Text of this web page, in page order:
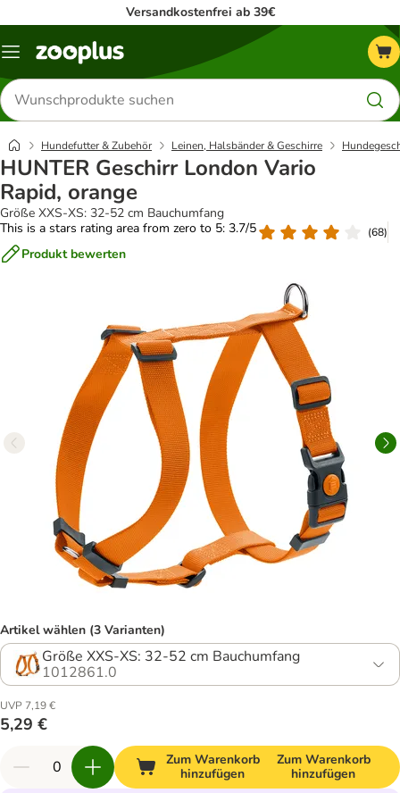
Versandkostenfrei ab 39€
Menü
Produkte
suchen
Hundefutter & Zubehör Leinen, Halsbänder & Geschirre
HUNTER Geschirr London Vario
Rapid, orange
Größe XXS-XS: 32-52 cm Bauchumfang
This is a stars rating area from zero to 5: 3.7/5
(68)
Produkt bewerten
Artikel wählen (3 Varianten)
Größe XXS-XS: 32-52 cm Bauchumfang
1012861.0
UVP 7,19 €
5,29 €
Zum Warenkorb
hinzufügen
Zum Warenkorb
hinzufügen